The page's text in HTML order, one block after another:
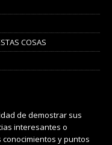
COSAS
de demostrar sus
interesantes o
y puntos